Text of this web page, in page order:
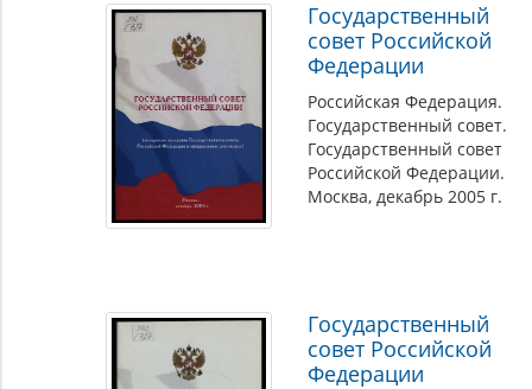
Государственный
совет Российской
Федерации
Российская Федерация.
Государственный совет.
Государственный совет
Российской Федерации.
Москва, декабрь 2005 г.
Государственный
совет Российской
Федерации